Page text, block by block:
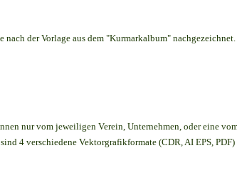
nach der Vorlage aus dem "Kurmarkalbum"
nur vom jeweiligen Verein, Unternehmen, oder eine
4 verschiedene Vektorgrafikformate (CDR, AI EPS,